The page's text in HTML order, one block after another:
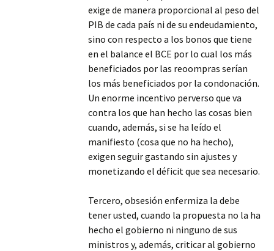
exige de manera proporcional al peso del
PIB de cada país ni de su endeudamiento,
sino con respecto a los bonos que tiene
en el balance el BCE por lo cual los más
beneficiados por las reoompras serían
los más beneficiados por la condonación.
Un enorme incentivo perverso que va
contra los que han hecho las cosas bien
cuando, además, si se ha leído el
manifiesto (cosa que no ha hecho),
exigen seguir gastando sin ajustes y
monetizando el déficit que sea necesario.
Tercero, obsesión enfermiza la debe
tener usted, cuando la propuesta no la ha
hecho el gobierno ni ninguno de sus
ministros y, además, criticar al gobierno